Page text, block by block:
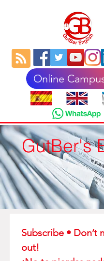
Online
GutBer's
Subscribe • Don’t